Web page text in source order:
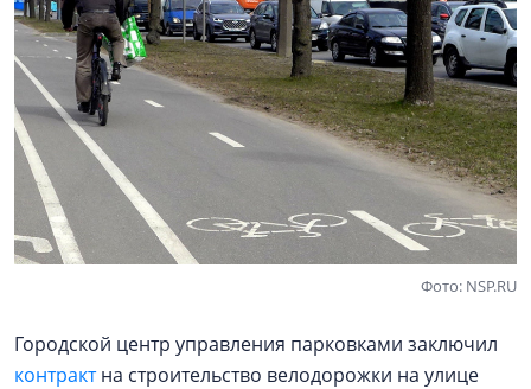
Фото: NSP.RU
Городской центр управления парковками заключил
контрактна строительство велодорожки на улице